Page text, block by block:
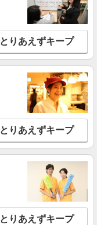
とりあえずキープ
とりあえずキープ
とりあえずキープ